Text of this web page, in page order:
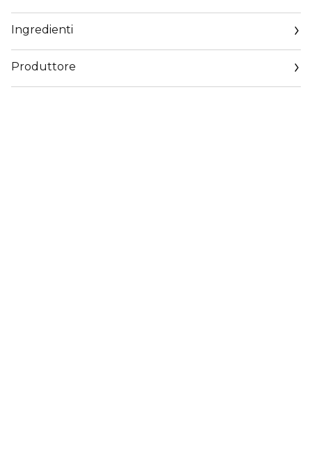
toilette, l’intensa eau de parfum oppure l’avvolgente
parfum. Porta con te il tuo profumo da uomo preferito,
ovunque vai.
Ingredienti
Produttore